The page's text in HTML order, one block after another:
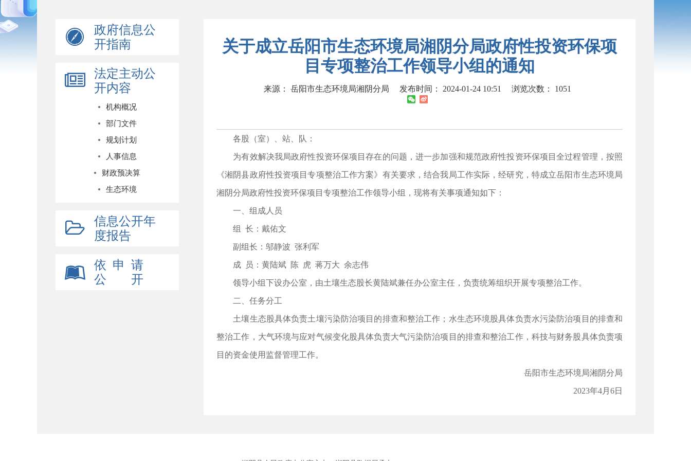
政府信息公
开指南
法定主动公
开内容
机构概况
部门文件
规划计划
人事信息
财政预决算
生态环境
信息公开年
度报告
依 申 请
公 开
关于成立岳阳市生态环境局湘阴分局政府性投资环保项
目专项整治工作领导小组的通知
来源： 岳阳市生态环境局湘阴分局 发布时间： 2024-01-24 10:51 浏览次数： 1051
各股（室）、站、队：
为有效解决我局政府性投资环保项目存在的问题，进一步加强和规范政府性投资环保项目全过程管理，按照
《湘阴县政府性投资项目专项整治工作方案》有关要求，结合我局工作实际，经研究，特成立岳阳市生态环境局
湘阴分局政府性投资环保项目专项整治工作领导小组，现将有关事项通知如下：
一、组成人员
组 长：戴佑文
副组长：邬静波 张利军
成 员：黄陆斌 陈 虎 蒋万大 余志伟
领导小组下设办公室，由土壤生态股长黄陆斌兼任办公室主任，负责统筹组织开展专项整治工作。
二、任务分工
土壤生态股具体负责土壤污染防治项目的排查和整治工作；水生态环境股具体负责水污染防治项目的排查和
整治工作，大气环境与应对气候变化股具体负责大气污染防治项目的排查和整治工作，科技与财务股具体负责项
目的资金使用监督管理工作。
岳阳市生态环境局湘阴分局
2023年4月6日